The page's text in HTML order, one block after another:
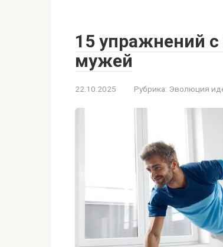
15 упражнений
мужей
22.10.2025 Рубрика: Эволюция